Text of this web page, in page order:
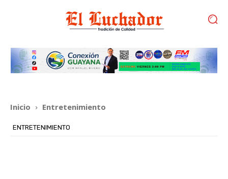
Inicio Entretenimiento
ENTRETENIMIENTO